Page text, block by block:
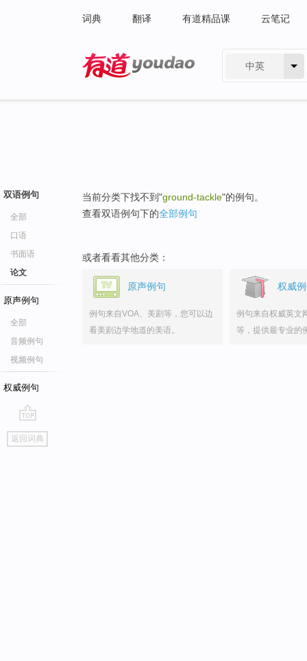
词典 翻译 有道精品课 云笔记
中英
双语例句
全部
口语
书面语
论文
原声例句
全部
音频例句
视频例句
权威例句
go
top
返回词典
当前分类下找不到"ground-tackle"的例句。
查看双语例句下的全部例句
或者看看其他分类：
原声例句
例句来自VOA、美剧等，您可以边
看美剧边学地道的美语。
权威
例句来自权威英文
等，提供最专业的